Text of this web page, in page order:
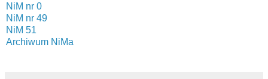
NiM nr 0
NiM nr 49
NiM 51
Archiwum NiMa